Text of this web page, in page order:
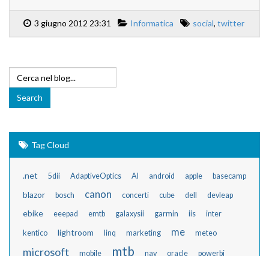
3 giugno 2012 23:31 Informatica social, twitter
Tag Cloud
.net 5dii AdaptiveOptics AI android apple basecamp
blazor bosch canon concerti cube dell devleap
ebike eeepad emtb galaxysii garmin iis inter
kentico lightroom linq marketing me meteo
microsoft mobile mtb nav oracle powerbi